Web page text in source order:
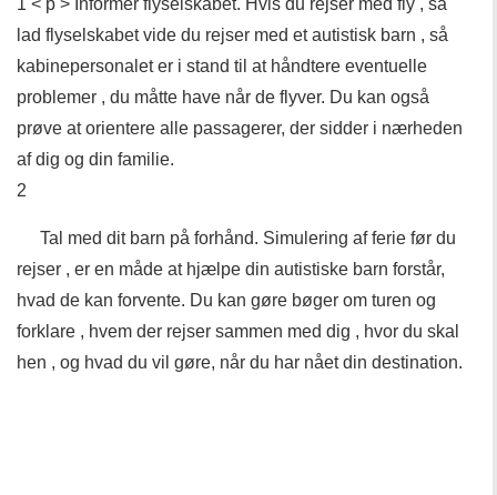
1 < p > Informer flyselskabet. Hvis du rejser med fly , så
lad flyselskabet vide du rejser med et autistisk barn , så
kabinepersonalet er i stand til at håndtere eventuelle
problemer , du måtte have når de flyver. Du kan også
prøve at orientere alle passagerer, der sidder i nærheden
af ​​dig og din familie.
2
Tal med dit barn på forhånd. Simulering af ferie før du
rejser , er en måde at hjælpe din autistiske barn forstår,
hvad de kan forvente. Du kan gøre bøger om turen og
forklare , hvem der rejser sammen med dig , hvor du skal
hen , og hvad du vil gøre, når du har nået din destination.